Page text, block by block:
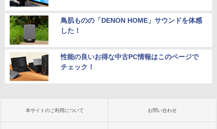
鳥肌ものの「DENON HOME」サウンドを体感
した！
性能の良いお得な中古PC情報はこのページで
チェック！
本サイトのご利用について お問い合わせ